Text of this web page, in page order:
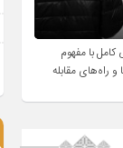
با مفهوم
و راه‌های مقابله